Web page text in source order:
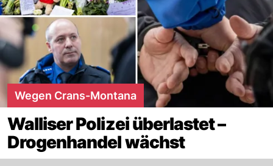
Wegen Crans-Montana
Walliser Polizei überlastet –
Drogenhandel wächst